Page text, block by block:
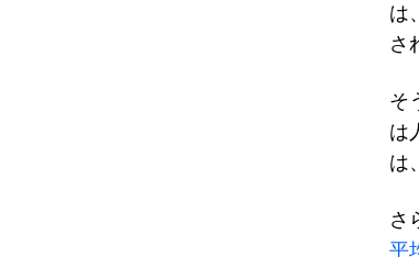
は
さ
そ
は
は
さ
平